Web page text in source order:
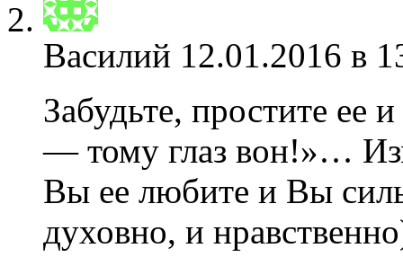
Василий 12.01.2016 в
Забудьте, простите ее
— тому глаз вон!»…
Вы ее любите и Вы
духовно, и